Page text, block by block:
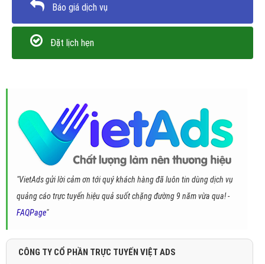
Báo giá dịch vụ
Đặt lịch hẹn
"VietAds gửi lời cảm ơn tới quý khách hàng đã luôn tin dùng dịch vụ
quảng cáo trực tuyến hiệu quả suốt chặng đường 9 năm vừa qua! -
FAQPage"
CÔNG TY CỔ PHẦN TRỰC TUYẾN VIỆT ADS